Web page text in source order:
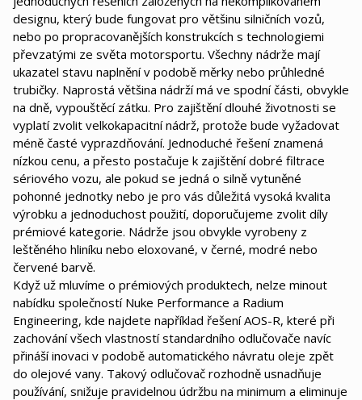
designu, který bude fungovat pro většinu silničních vozů,
nebo po propracovanějších konstrukcích s technologiemi
převzatými ze světa motorsportu. Všechny nádrže mají
ukazatel stavu naplnění v podobě měrky nebo průhledné
trubičky. Naprostá většina nádrží má ve spodní části, obvykle
na dně, vypouštěcí zátku. Pro zajištění dlouhé životnosti se
vyplatí zvolit velkokapacitní nádrž, protože bude vyžadovat
méně časté vyprazdňování. Jednoduché řešení znamená
nízkou cenu, a přesto postačuje k zajištění dobré filtrace
sériového vozu, ale pokud se jedná o silně vytuněné
pohonné jednotky nebo je pro vás důležitá vysoká kvalita
výrobku a jednoduchost použití, doporučujeme zvolit díly
prémiové kategorie. Nádrže jsou obvykle vyrobeny z
leštěného hliníku nebo eloxované, v černé, modré nebo
červené barvě.
Když už mluvíme o prémiových produktech, nelze minout
nabídku společností Nuke Performance a Radium
Engineering, kde najdete například řešení AOS-R, které při
zachování všech vlastností standardního odlučovače navíc
přináší inovaci v podobě automatického návratu oleje zpět
do olejové vany. Takový odlučovač rozhodně usnadňuje
používání, snižuje pravidelnou údržbu na minimum a eliminuje